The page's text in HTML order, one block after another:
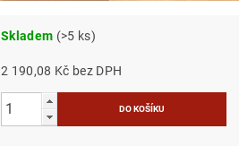
Skladem (>5 ks)
2 190,08 Kč bez DPH